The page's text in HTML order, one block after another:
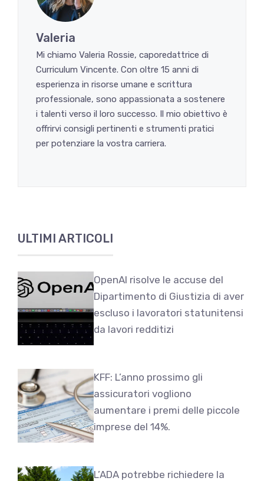
Valeria
Mi chiamo Valeria Rossie, caporedattrice di
Curriculum Vincente. Con oltre 15 anni di
esperienza in risorse umane e scrittura
professionale, sono appassionata a sostenere
i talenti verso il loro successo. Il mio obiettivo è
offrirvi consigli pertinenti e strumenti pratici
per potenziare la vostra carriera.
ULTIMI ARTICOLI
OpenAI risolve le accuse del
Dipartimento di Giustizia di aver
escluso i lavoratori statunitensi
da lavori redditizi
KFF: L’anno prossimo gli
assicuratori vogliono
aumentare i premi delle piccole
imprese del 14%.
L’ADA potrebbe richiedere la